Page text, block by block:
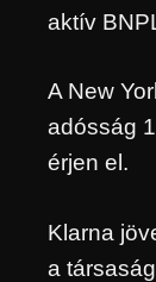
aktív
A New
adósság
érjen el.
Klarna
a